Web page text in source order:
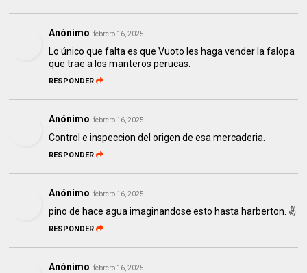
Anónimo febrero 16, 2025
Lo único que falta es que Vuoto les haga vender la falopa
que trae a los manteros perucas.
RESPONDER
Anónimo febrero 16, 2025
Control e inspeccion del origen de esa mercaderia.
RESPONDER
Anónimo febrero 16, 2025
pino de hace agua imaginandose esto hasta harberton. ✌️
RESPONDER
Anónimo febrero 16, 2025